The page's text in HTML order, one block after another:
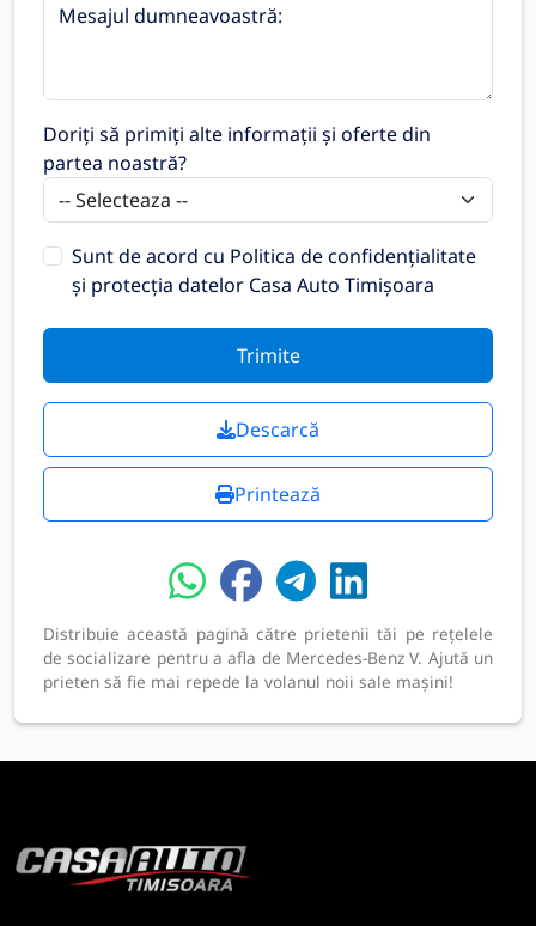
Mesajul dumneavoastră:
Doriți să primiți alte informații și oferte din
partea noastră?
Sunt de acord cu Politica de confidențialitate
și protecția datelor Casa Auto Timișoara
Trimite
Descarcă
Printează
Distribuie această pagină către prietenii tăi pe rețelele
de socializare pentru a afla de Mercedes-Benz V. Ajută un
prieten să fie mai repede la volanul noii sale mașini!